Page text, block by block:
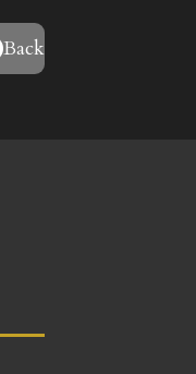
Back